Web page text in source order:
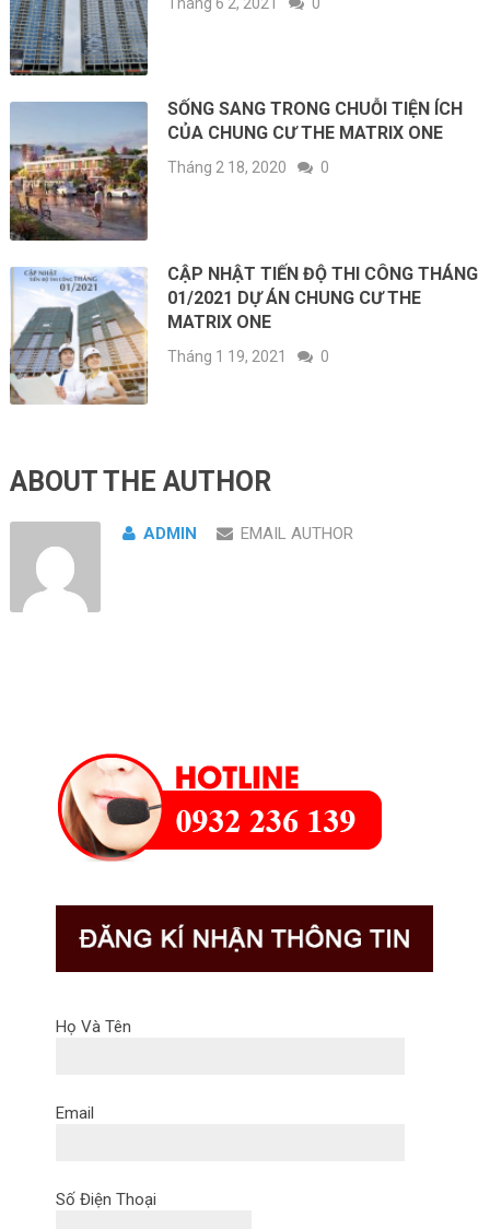
SỐNG SANG TRONG CHUỖI TIỆN ÍCH
CỦA CHUNG CƯ THE MATRIX ONE
Tháng 2 18, 2020 0
CẬP NHẬT TIẾN ĐỘ THI CÔNG THÁNG
01/2021 DỰ ÁN CHUNG CƯ THE
MATRIX ONE
Tháng 1 19, 2021 0
ABOUT THE AUTHOR
ADMIN EMAIL AUTHOR
Họ Và Tên
Email
Số Điện Thoại